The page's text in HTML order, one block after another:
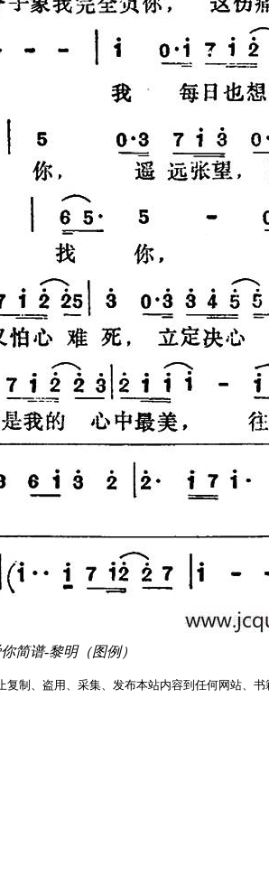
简谱-黎明（图例）
制、盗用、采集、发布本站内容到任何网站、